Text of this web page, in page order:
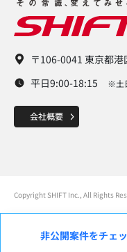
〒106-0041 東京都
平日9:00-18:15
※土
Copyright SHIFT Inc., All Rights
非公開案件をチェ